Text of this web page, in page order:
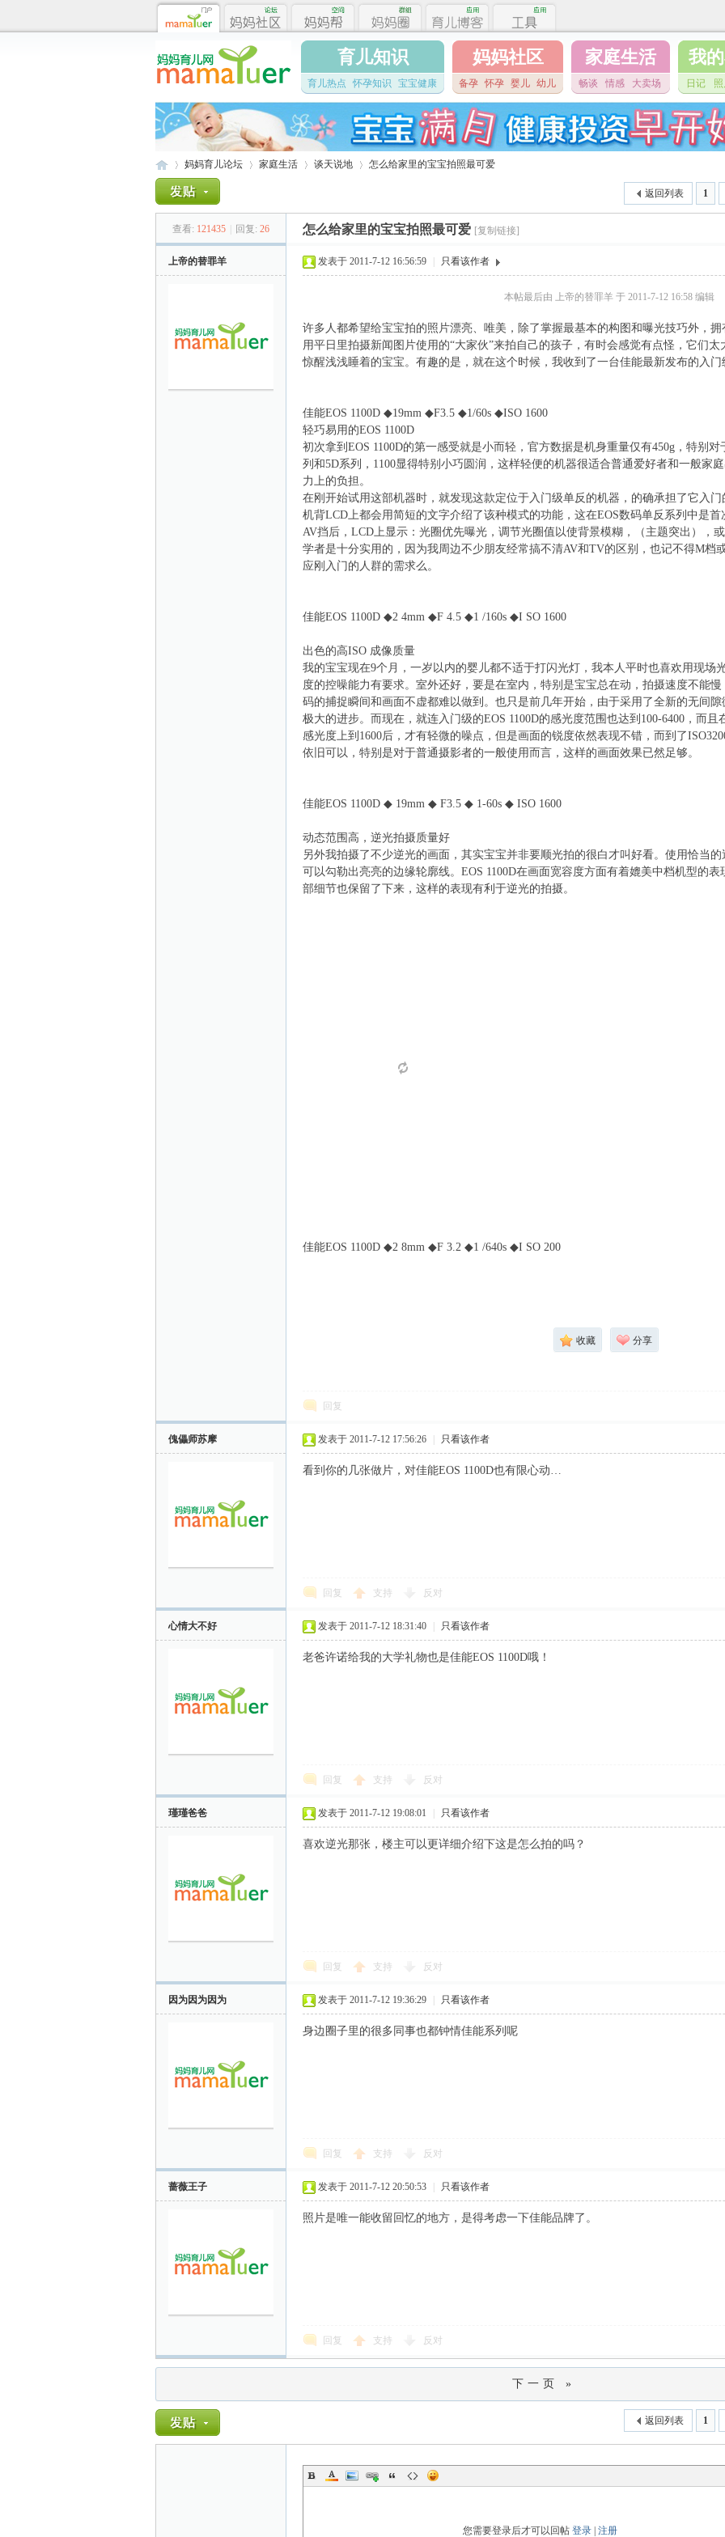
育儿知识
育儿热点 怀孕知识 宝宝健康
妈妈社区
备孕 怀孕 婴儿 幼儿
家庭生活
畅谈 情感 大卖场
我
日记
»
妈妈育儿论坛
›
家庭生活 谈天说地
›
怎么给家里的宝宝拍照最可爱
1
返回列表
查看: 121435 回复: 26 怎么给家里的宝宝拍照最可爱 [复制链接]
上帝的替罪羊 发表于 2011-7-12 16:56:59 只看该作者
本帖最后由 上帝的替罪羊 于 2011-7-12 16:58 编辑
许多人都希望给宝宝拍的照片漂亮、唯美，除了掌握最基本的构图和曝光技巧外，拥
用平日里拍摄新闻图片使用的“大家伙”来拍自己的孩子，有时会感觉有点怪，它们
惊醒浅浅睡着的宝宝。有趣的是，就在这个时候，我收到了一台佳能最新发布的入门
佳能EOS 1100D ◆19mm ◆F3.5 ◆1/60s ◆ISO 1600
轻巧易用的EOS 1100D
初次拿到EOS 1100D的第一感受就是小而轻，官方数据是机身重量仅有450g，特别
列和5D系列，1100显得特别小巧圆润，这样轻便的机器很适合普通爱好者和一般家
力上的负担。
在刚开始试用这部机器时，就发现这款定位于入门级单反的机器，的确承担了它入门
机背LCD上都会用简短的文字介绍了该种模式的功能，这在EOS数码单反系列中是
AV挡后，LCD上显示：光圈优先曝光，调节光圈值以使背景模糊，（主题突出），
学者是十分实用的，因为我周边不少朋友经常搞不清AV和TV的区别，也记不得M档
应刚入门的人群的需求么。
佳能EOS 1100D ◆2 4mm ◆F 4.5 ◆1 /160s ◆I SO 1600
出色的高ISO 成像质量
我的宝宝现在9个月，一岁以内的婴儿都不适于打闪光灯，我本人平时也喜欢用现场
度的控噪能力有要求。室外还好，要是在室内，特别是宝宝总在动，拍摄速度不能
码的捕捉瞬间和画面不虚都难以做到。也只是前几年开始，由于采用了全新的无间
极大的进步。而现在，就连入门级的EOS 1100D的感光度范围也达到100-6400，而且
感光度上到1600后，才有轻微的噪点，但是画面的锐度依然表现不错，而到了
依旧可以，特别是对于普通摄影者的一般使用而言，这样的画面效果已然足够。
佳能EOS 1100D ◆ 19mm ◆ F3.5 ◆ 1-60s ◆ ISO 1600
动态范围高，逆光拍摄质量好
另外我拍摄了不少逆光的画面，其实宝宝并非要顺光拍的很白才叫好看。使用恰当
可以勾勒出亮亮的边缘轮廓线。EOS 1100D在画面宽容度方面有着媲美中档机型的
部细节也保留了下来，这样的表现有利于逆光的拍摄。
佳能EOS 1100D ◆2 8mm ◆F 3.2 ◆1 /640s ◆I SO 200
收藏 分享
回复
傀儡师苏摩 发表于 2011-7-12 17:56:26 只看该作者
看到你的几张做片，对佳能EOS 1100D也有限心动…
回复 支持 反对
心情大不好 发表于 2011-7-12 18:31:40 只看该作者
老爸许诺给我的大学礼物也是佳能EOS 1100D哦！
回复 支持 反对
瑾瑾爸爸 发表于 2011-7-12 19:08:01 只看该作者
喜欢逆光那张，楼主可以更详细介绍下这是怎么拍的吗？
回复 支持 反对
因为因为因为 发表于 2011-7-12 19:36:29 只看该作者
身边圈子里的很多同事也都钟情佳能系列呢
回复 支持 反对
蔷薇王子 发表于 2011-7-12 20:50:53 只看该作者
照片是唯一能收留回忆的地方，是得考虑一下佳能品牌了。
回复 支持 反对
下一页 »
1
返回列表
您需要登录后才可以回帖 登录 注册